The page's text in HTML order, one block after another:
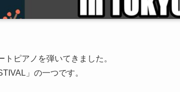
ピアノを弾いてきました。
」の一つです。